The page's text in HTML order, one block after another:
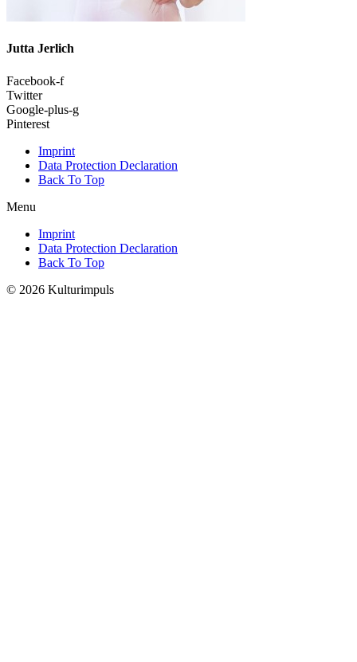
Jutta Jerlich
Facebook-f
Twitter
Google-plus-g
Pinterest
Imprint
Data Protection Declaration
Back To Top
Menu
Imprint
Data Protection Declaration
Back To Top
© 2026 Kulturimpuls